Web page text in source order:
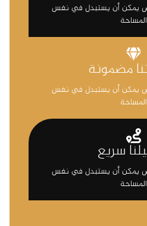
يمكن أن يستبدل في نفس
المساحة
مضمونة
يمكن أن يستبدل في نفس
المساحة
سريع
يمكن أن يستبدل في نفس
المساحة